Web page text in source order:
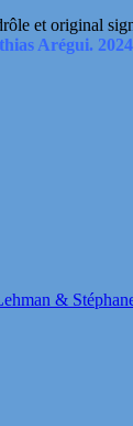
et original
Arégui.
&